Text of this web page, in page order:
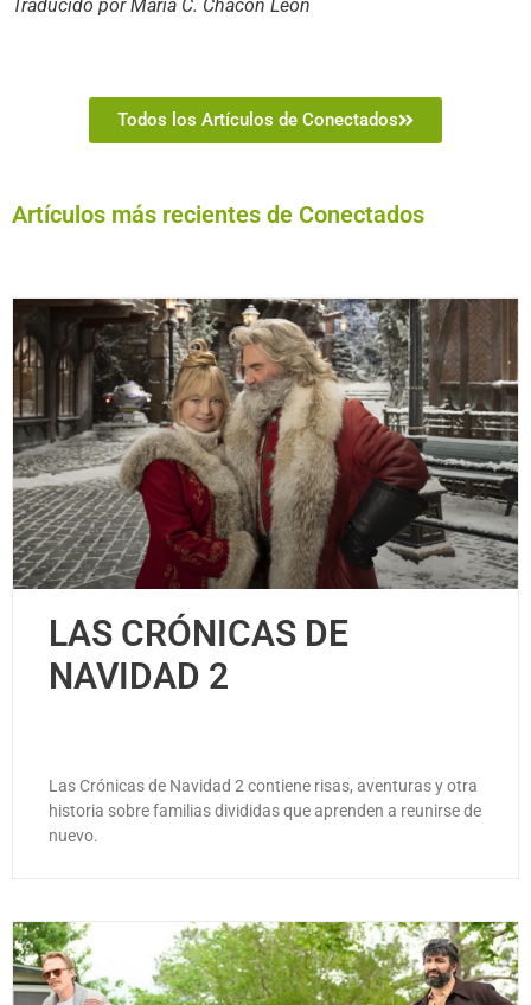
Traducido por María C. Chacón León
Todos los Artículos de Conectados
Artículos más recientes de Conectados
LAS CRÓNICAS DE
NAVIDAD 2
Las Crónicas de Navidad 2 contiene risas, aventuras y otra
historia sobre familias divididas que aprenden a reunirse de
nuevo.